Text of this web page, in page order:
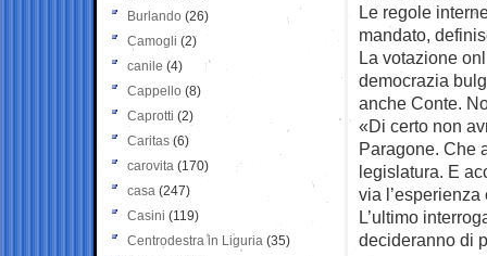
Le regole
mandato,
La votazione
democrazia
anche Conte.
«Di certo non
Paragone. Che
legislatura. E
via
L’ultimo
decideranno di
Burlando (26)
Camogli (2)
canile (4)
Cappello (8)
Caprotti (2)
Caritas (6)
carovita (170)
casa (247)
Casini (119)
Centrodestra in Liguria (35)